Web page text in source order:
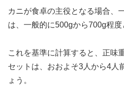
カニが食卓の主役となる場合、
は、一般的に500gから700g程度
これを基準に計算すると、正味
セットは、おおよそ3人から4人
ょう。